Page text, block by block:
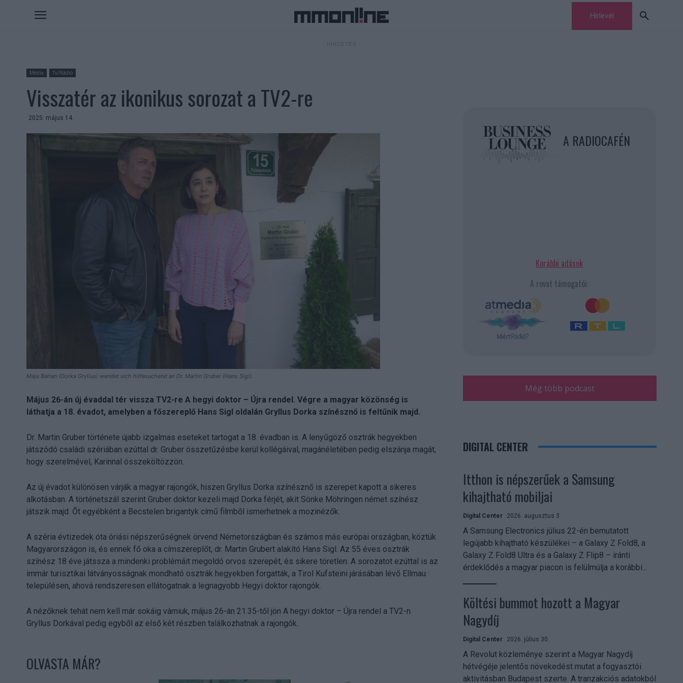
Hírlevél
Média Tv/Rádió
Visszatér az ikonikus sorozat a TV2-re
2025. május 14.
Maja Barlan (Dorka Gryllus) wendet sich hilfesuchend an Dr. Martin Gruber (Hans Sigl).
Május 26-án új évaddal tér vissza TV2-re A hegyi doktor – Újra rendel. Végre a magyar közönség is
láthatja a 18. évadot, amelyben a főszereplő Hans Sigl oldalán Gryllus Dorka színésznő is feltűnik majd.
Dr. Martin Gruber története újabb izgalmas eseteket tartogat a 18. évadban is. A lenyűgöző osztrák hegyekben
játszódó családi szériában ezúttal dr. Gruber összetűzésbe kerül kollégáival, magánéletében pedig elszánja magát,
hogy szerelmével, Karinnal összeköltözzön.
Az új évadot különösen várják a magyar rajongók, hiszen Gryllus Dorka színésznő is szerepet kapott a sikeres
alkotásban. A történetszál szerint Gruber doktor kezeli majd Dorka férjét, akit Sönke Möhringen német színész
játszik majd. Őt egyébként a Becstelen brigantyk című filmből ismerhetnek a mozinézők.
A széria évtizedek óta óriási népszerűségnek örvend Németországban és számos más európai országban, köztük
Magyarországon is, és ennek fő oka a címszereplőt, dr. Martin Grubert alakító Hans Sigl. Az 55 éves osztrák
színész 18 éve játssza a mindenki problémáit megoldó orvos szerepét, és sikere töretlen. A sorozatot ezúttal is az
immár turisztikai látványosságnak mondható osztrák hegyekben forgatták, a Tirol Kufsteini járásában lévő Ellmau
településen, ahová rendszeresen ellátogatnak a legnagyobb Hegyi doktor rajongók.
A nézőknek tehát nem kell már sokáig várniuk, május 26-án 21.35-től jön A hegyi doktor – Újra rendel a TV2-n.
Gryllus Dorkával pedig egyből az első két részben találkozhatnak a rajongók.
OLVASTA MÁR?
A RADIOCAFÉN
Korábbi adások
A rovat támogatói:
Még több podcast
DIGITAL CENTER
Itthon is népszerűek a Samsung
kihajtható mobiljai
Digital Center 2026. augusztus 3.
A Samsung Electronics július 22-én bemutatott
legújabb kihajtható készülékei – a Galaxy Z Fold8, a
Galaxy Z Fold8 Ultra és a Galaxy Z Flip8 – iránti
érdeklődés a magyar piacon is felülmúlja a korábbi...
Költési bummot hozott a Magyar
Nagydíj
Digital Center 2026. július 30.
A Revolut közleménye szerint a Magyar Nagydíj
hétvégéje jelentős növekedést mutat a fogyasztói
aktivitásban Budapest szerte. A tranzakciós adatokból